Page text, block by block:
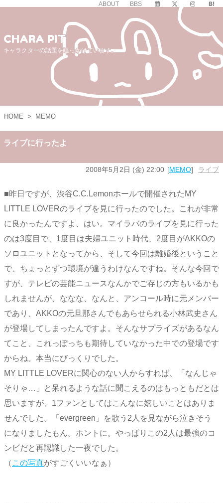
ABOUT BBS
CHARA PIT
キャラクターの話題を追っかけています。
HOME > MEMO
ライブに行ったよ
2008年5月2日 (金) 22:00 MEMO ライブ
■昨日ですが、渋谷C.C.Lemonホールで開催されたMY
LITTLE LOVERのライブを見に行ったのでした。これが非常
に良かったんですよ、はい。マイラバのライブを見に行った
のは3度目で、1度目は夫婦ユニット時代、2度目がAKKOの
ソロユニットとなってから、そして今回は離婚後ということ
で、ちょっとずつ環境が違うわけなんですね。そんな今回で
すが、テレビの芸能ニュースなんかでご存じの方もいるかも
しれませんが、ななな、なんと、アンコール時に元メンバー
であり、AKKOの元旦那さんでもあらせられる小林武史さん
が登場してしまったんですよ。そんなサプライズがあるなん
てこと、これっぽっちも期待していなかった中での登場です
からね。本当にびっくりでした。
MY LITTLE LOVERに関心のない人からすれば、「なんじゃ
そりゃ…」と呆れるような話に聞こえるのはもっともだとは
思いますが、1ファンとしてはこんなに嬉しいことはありま
せんでした。「evergreen」を歌う2人を見ながら泣きそう
になりましたもん。ホントに。やっぱりこの2人は最強のコ
ンビだと再認識した一夜でした。
（ この写真がすごくいいなぁ）